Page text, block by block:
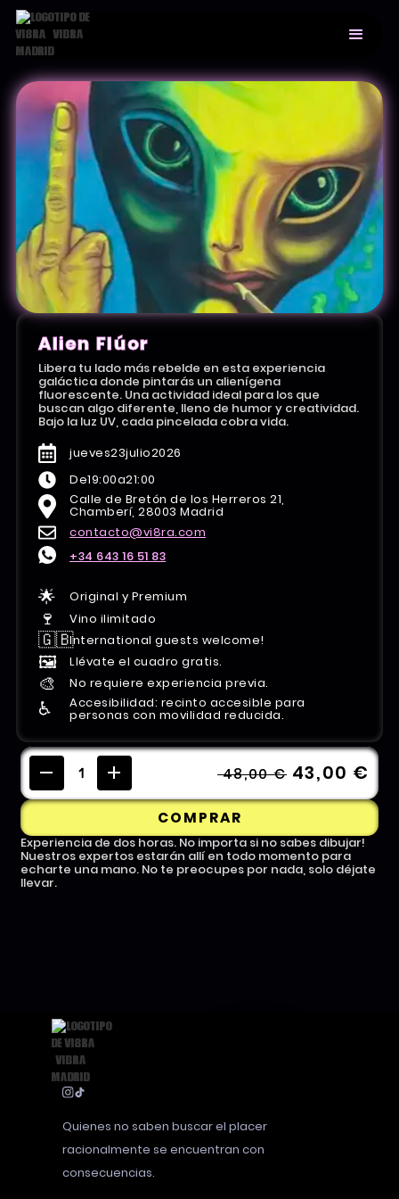
Alien Flúor
Libera tu lado más rebelde en esta experiencia
galáctica donde pintarás un alienígena
fluorescente. Una actividad ideal para los que
buscan algo diferente, lleno de humor y creatividad.
Bajo la luz UV, cada pincelada cobra vida.
jueves23julio2026
De19:00a21:00
Calle de Bretón de los Herreros 21,
Chamberí, 28003 Madrid
contacto@vi8ra.com
+34 643 16 51 83
🌟 Original y Premium
🍷 Vino ilimitado
🇬🇧International guests welcome!
🖼️ Llévate el cuadro gratis.
🎨 No requiere experiencia previa.
♿️ Accesibilidad: recinto accesible para
personas con movilidad reducida.
48,00 € 43,00 €
COMPRAR
Experiencia de dos horas. No importa si no sabes dibujar!
Nuestros expertos estarán allí en todo momento para
echarte una mano. No te preocupes por nada, solo déjate
llevar.
Quienes no saben buscar el placer
racionalmente se encuentran con
consecuencias.